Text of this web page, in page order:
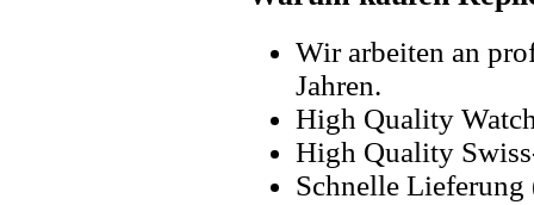
Wir arbeiten an
Jahren.
High Quality
High Quality
Schnelle Lieferung